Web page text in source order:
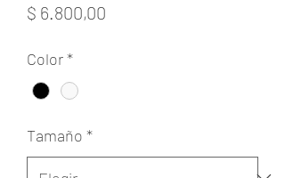
$ 6.800,00
Color*
Tamaño *